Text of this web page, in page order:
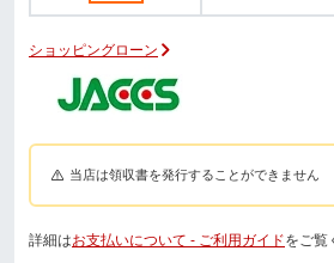
ショッピングローン
当店は領収書を発行することができません
詳細はお支払いについて - ご利用ガイドをご覧